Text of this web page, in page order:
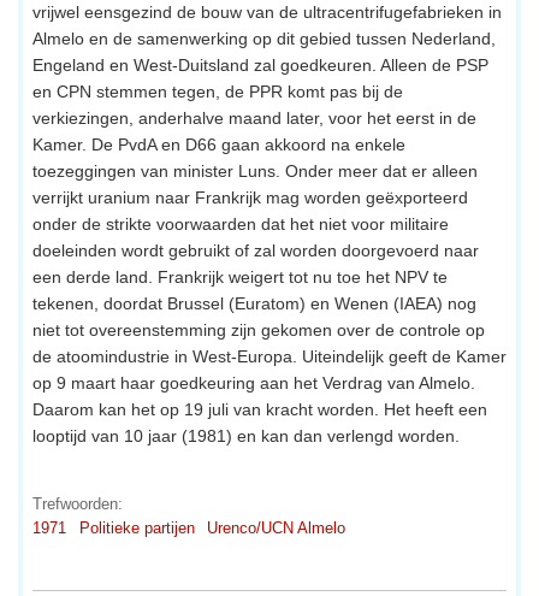
vrijwel eensgezind de bouw van de ultracentrifugefabrieken in
Almelo en de samenwerking op dit gebied tussen Nederland,
Engeland en West-Duitsland zal goedkeuren. Alleen de PSP
en CPN stemmen tegen, de PPR komt pas bij de
verkiezingen, anderhalve maand later, voor het eerst in de
Kamer. De PvdA en D66 gaan akkoord na enkele
toezeggingen van minister Luns. Onder meer dat er alleen
verrijkt uranium naar Frankrijk mag worden geëxporteerd
onder de strikte voorwaarden dat het niet voor militaire
doeleinden wordt gebruikt of zal worden doorgevoerd naar
een derde land. Frankrijk weigert tot nu toe het NPV te
tekenen, doordat Brussel (Euratom) en Wenen (IAEA) nog
niet tot overeenstemming zijn gekomen over de controle op
de atoomindustrie in West-Europa. Uiteindelijk geeft de Kamer
op 9 maart haar goedkeuring aan het Verdrag van Almelo.
Daarom kan het op 19 juli van kracht worden. Het heeft een
looptijd van 10 jaar (1981) en kan dan verlengd worden.
Trefwoorden:
1971
Politieke partijen Urenco/UCN Almelo